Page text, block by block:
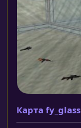
Карта fy_glass